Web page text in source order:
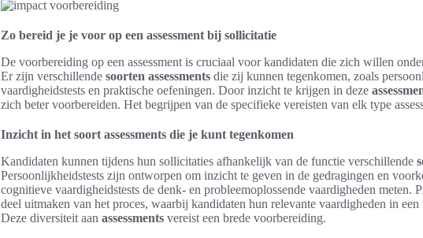
Zo bereid je je voor op een assessment bij sollicitatie
De voorbereiding op een assessment is cruciaal voor kandidaten die zich willen
Er zijn verschillende soorten assessments die zij kunnen tegenkomen, zoals
vaardigheidstests en praktische oefeningen. Door inzicht te krijgen in deze
zich beter voorbereiden. Het begrijpen van de specifieke vereisten van elk type
Inzicht in het soort assessments die je kunt tegenkomen
Kandidaten kunnen tijdens hun sollicitaties afhankelijk van de functie verschillende
Persoonlijkheidstests zijn ontworpen om inzicht te geven in de gedragingen en
cognitieve vaardigheidstests de denk- en probleemoplossende vaardigheden meten.
deel uitmaken van het proces, waarbij kandidaten hun relevante vaardigheden in een
Deze diversiteit aan assessments vereist een brede voorbereiding.